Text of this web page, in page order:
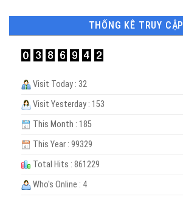
THỐNG KÊ TRUY CẬP
Visit Today : 32
Visit Yesterday : 153
This Month : 185
This Year : 99329
Total Hits : 861229
Who's Online : 4